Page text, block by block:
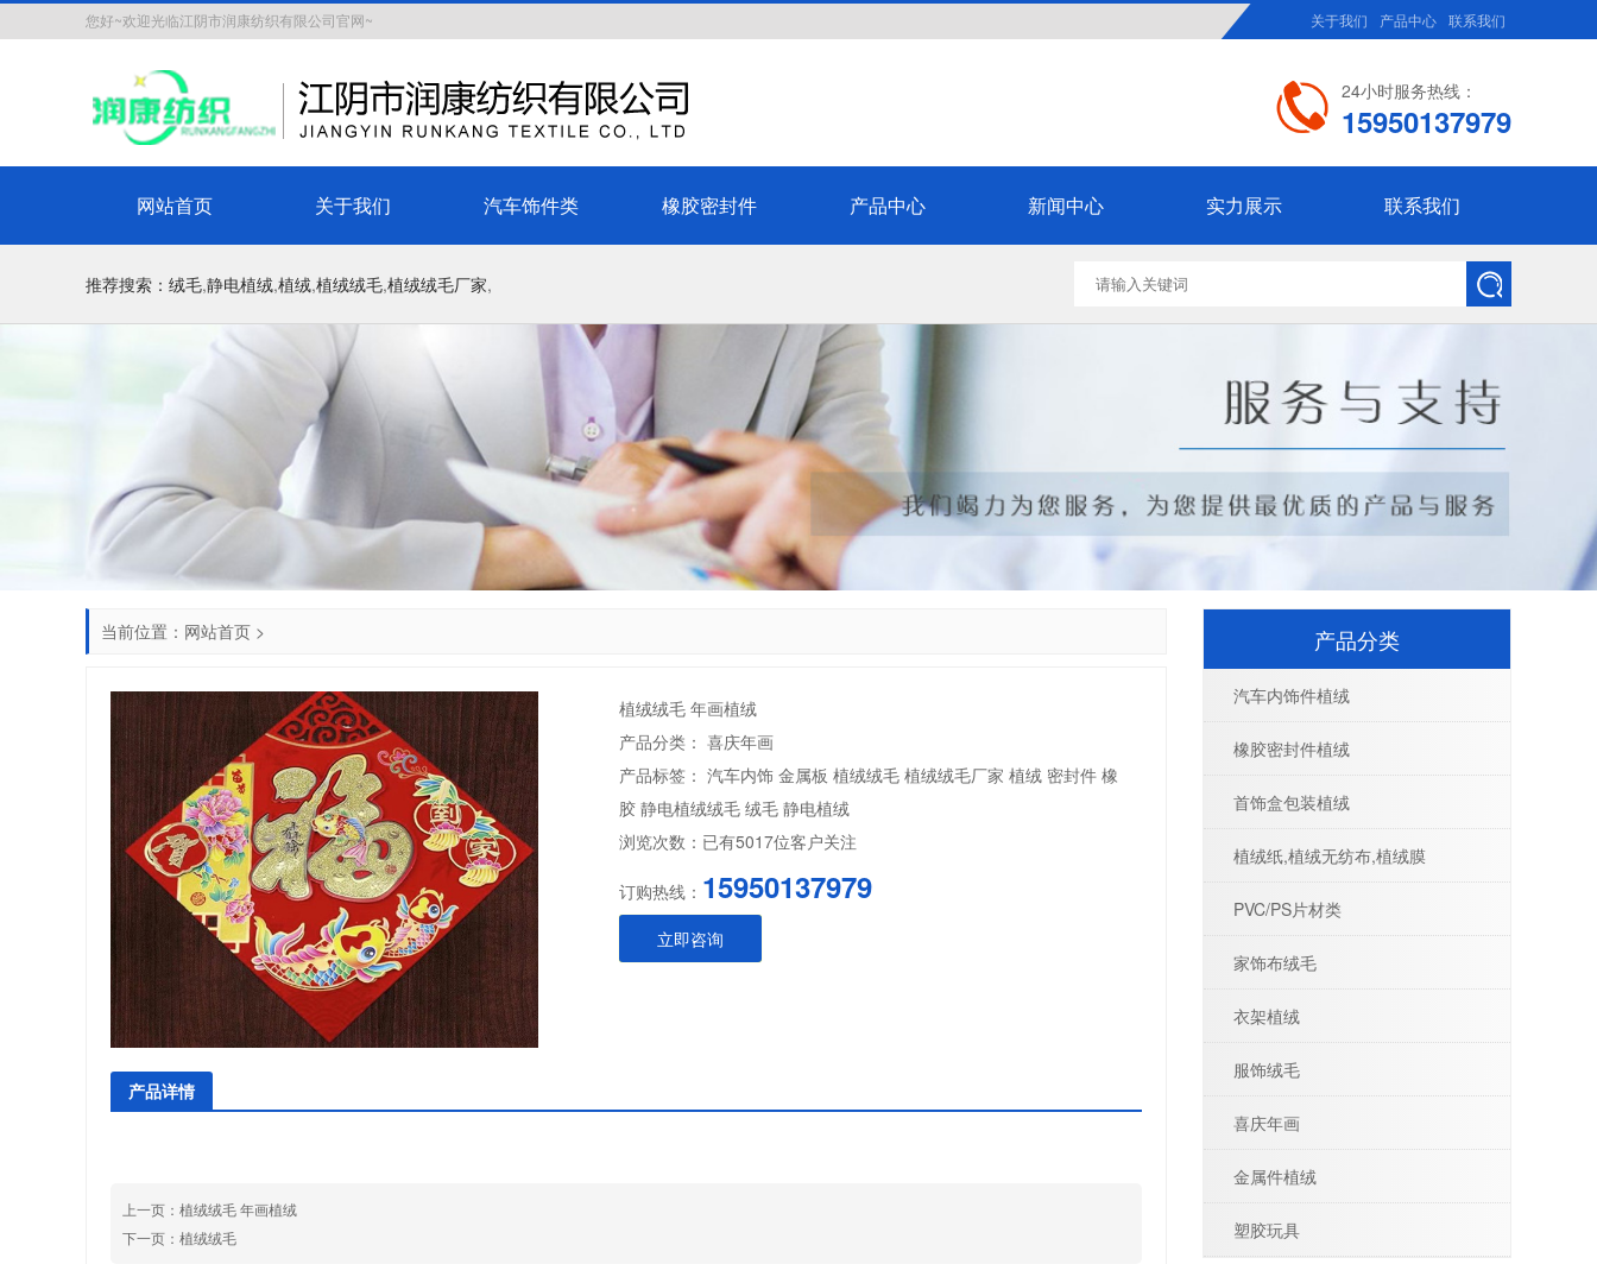
您好~欢迎光临江阴市润康纺织有限公司官网~ 关于我们 产品中心 联系我们
24小时服务热线：
15950137979
网站首页 关于我们 汽车饰件类 橡胶密封件 产品中心 新闻中心 实力展示 联系我们
推荐搜索： 绒毛,静电植绒,植绒,植绒绒毛,植绒绒毛厂家,
当前位置： 网站首页 >
植绒绒毛 年画植绒
产品分类： 喜庆年画
产品标签： 汽车内饰 金属板 植绒绒毛 植绒绒毛厂家 植绒 密封件 橡
胶 静电植绒绒毛 绒毛 静电植绒
浏览次数： 已有5017位客户关注
订购热线： 15950137979
立即咨询
产品详情
上一页： 植绒绒毛 年画植绒
下一页： 植绒绒毛
产品分类
汽车内饰件植绒
橡胶密封件植绒
首饰盒包装植绒
植绒纸,植绒无纺布,植绒膜
PVC/PS片材类
家饰布绒毛
衣架植绒
服饰绒毛
喜庆年画
金属件植绒
塑胶玩具